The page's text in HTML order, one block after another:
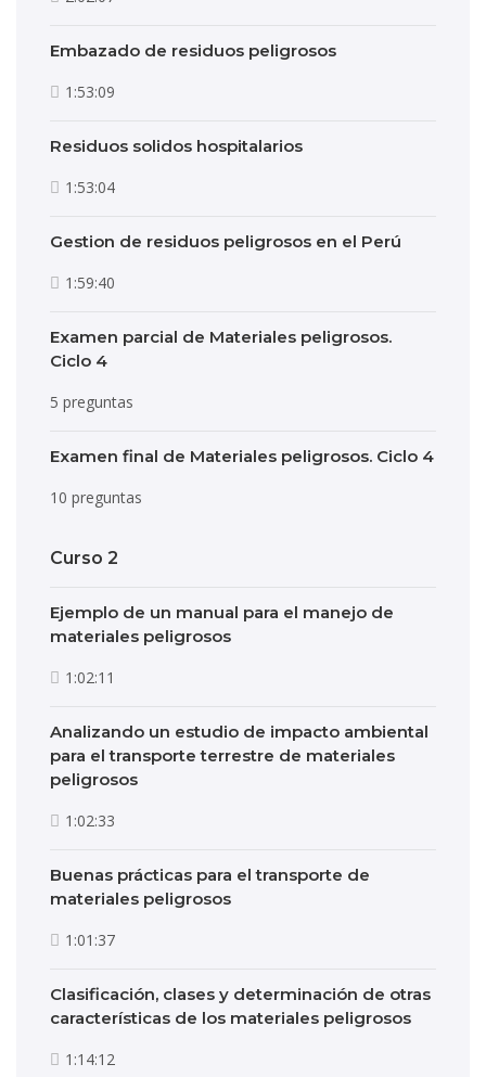
Embazado de residuos peligrosos
1:53:09
Residuos solidos hospitalarios
1:53:04
Gestion de residuos peligrosos en el Perú
1:59:40
Examen parcial de Materiales peligrosos.
Ciclo 4
5 preguntas
Examen final de Materiales peligrosos. Ciclo 4
10 preguntas
Curso 2
Ejemplo de un manual para el manejo de
materiales peligrosos
1:02:11
Analizando un estudio de impacto ambiental
para el transporte terrestre de materiales
peligrosos
1:02:33
Buenas prácticas para el transporte de
materiales peligrosos
1:01:37
Clasificación, clases y determinación de otras
características de los materiales peligrosos
1:14:12